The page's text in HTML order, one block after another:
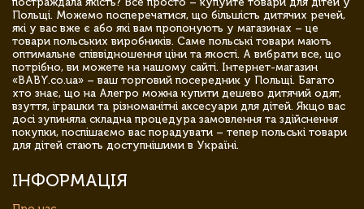
Польщі. Можемо посперечатися, що більшість дитячих речей,
які у вас вже є або які вам пропонують у магазинах – це
товари польських виробників. Саме польські товари мають
оптимальне співвідношення ціни та якості. А вибрати все, що
потрібно, ви можете на нашому сайті. Інтернет-магазин
«BABY.co.ua» – ваш торговий посередник у Польщі. Багато
хто знає, що на Алегро можна купити дешево дитячий одяг,
взуття, іграшки та різноманітні аксесуари для дітей. Якщо вас
досі зупиняла складна процедура замовлення та здійснення
покупки, поспішаємо вас порадувати – тепер польські товари
для дітей стають доступнішими в Україні.
ІНФОРМАЦІЯ